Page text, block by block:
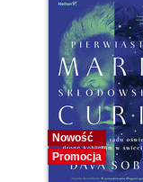
Nowość
Promocja